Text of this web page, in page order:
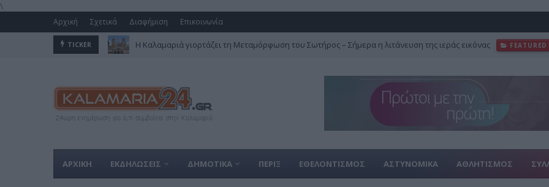
\
Αρχική Σχετικά Διαφήμιση Επικοινωνία
TICKER Η Καλαμαριά γιορτάζει τη Μεταμόρφωση του Σωτήρος – Σήμερα η λιτάνευση της ιεράς εικόνας FEATURED
ΑΡΧΙΚΗ ΕΚΔΗΛΩΣΕΙΣ ΔΗΜΟΤΙΚΑ ΠΕΡΙΞ ΕΘΕΛΟΝΤΙΣΜΟΣ ΑΣΤΥΝΟΜΙΚΑ ΑΘΛΗΤΙΣΜΟΣ